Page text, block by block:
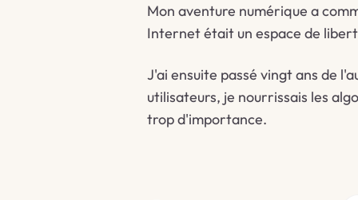
Mon aventure numérique a
Internet était un espace de
J'ai ensuite passé vingt ans de
utilisateurs, je nourrissais les
trop d'importance.